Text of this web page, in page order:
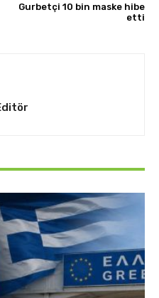
Gurbetçi 10 bin maske hibe
etti